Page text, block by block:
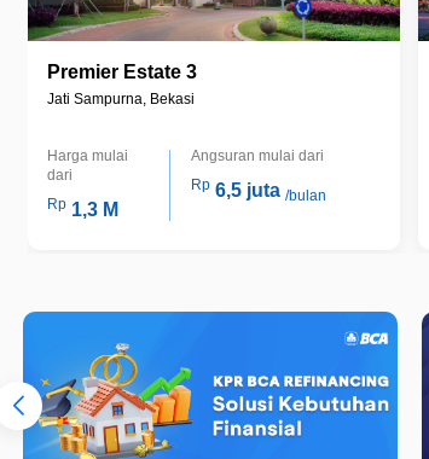
Premier Estate 3
Jati Sampurna, Bekasi
Harga mulai
dari
Rp 1,3 M
Angsuran mulai dari
Rp 6,5 juta /bulan